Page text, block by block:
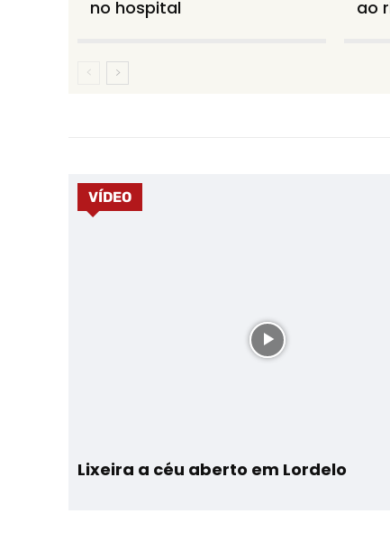
no hospital
ao
VÍDEO
Lixeira a céu aberto em Lordelo